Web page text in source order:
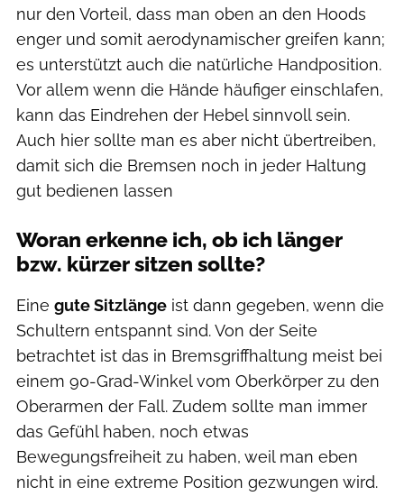
nur den Vorteil, dass man oben an den Hoods
enger und somit aerodynamischer greifen kann;
es unterstützt auch die natürliche Handposition.
Vor allem wenn die Hände häufiger einschlafen,
kann das Eindrehen der Hebel sinnvoll sein.
Auch hier sollte man es aber nicht übertreiben,
damit sich die Bremsen noch in jeder Haltung
gut bedienen lassen
Woran erkenne ich, ob ich länger
bzw. kürzer sitzen sollte?
Eine gute Sitzlänge ist dann gegeben, wenn die
Schultern entspannt sind. Von der Seite
betrachtet ist das in Bremsgriffhaltung meist bei
einem 90-Grad-Winkel vom Oberkörper zu den
Oberarmen der Fall. Zudem sollte man immer
das Gefühl haben, noch etwas
Bewegungsfreiheit zu haben, weil man eben
nicht in eine extreme Position gezwungen wird.